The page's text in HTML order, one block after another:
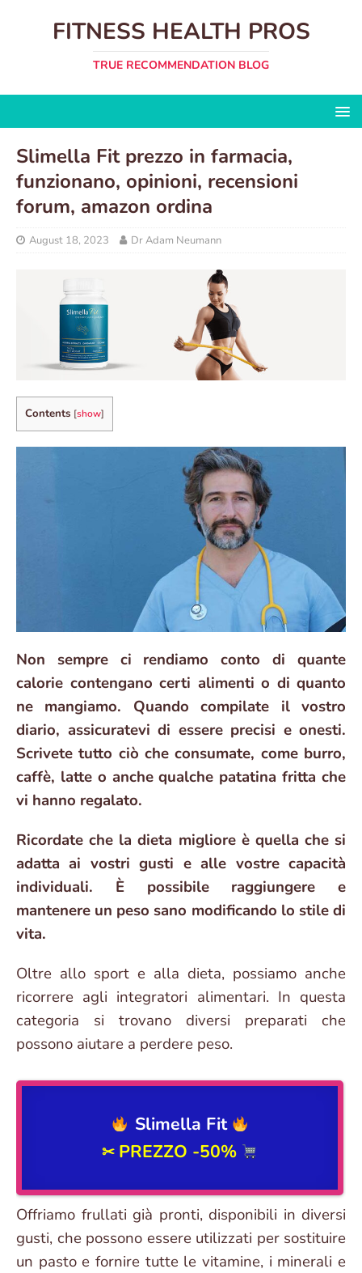
FITNESS HEALTH PROS
TRUE RECOMMENDATION BLOG
Slimella Fit prezzo in farmacia,
funzionano, opinioni, recensioni
forum, amazon ordina
August 18, 2023 Dr Adam Neumann
Contents [show]
Non sempre ci rendiamo conto di quante
calorie contengano certi alimenti o di quanto
ne mangiamo. Quando compilate il vostro
diario, assicuratevi di essere precisi e onesti.
Scrivete tutto ciò che consumate, come burro,
caffè, latte o anche qualche patatina fritta che
vi hanno regalato.
Ricordate che la dieta migliore è quella che si
adatta ai vostri gusti e alle vostre capacità
individuali. È possibile raggiungere e
mantenere un peso sano modificando lo stile di
vita.
Oltre allo sport e alla dieta, possiamo anche
ricorrere agli integratori alimentari. In questa
categoria si trovano diversi preparati che
possono aiutare a perdere peso.
Slimella Fit
✂ PREZZO -50%
Offriamo frullati già pronti, disponibili in diversi
gusti, che possono essere utilizzati per sostituire
un pasto e fornire tutte le vitamine, i minerali e